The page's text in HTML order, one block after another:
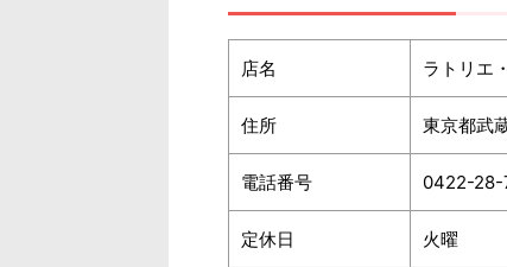
店名 ラトリエ
住所 東京都武
電話番号 0422-28-
定休日 火曜